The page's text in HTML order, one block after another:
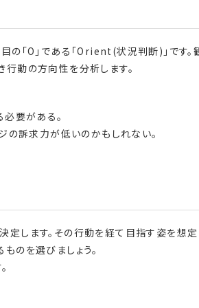
「O」である「Orient(状況判断)」です。
行動の方向性を分析します。
要がある。
の訴求力が低いのかもしれない。
定します。その行動を経て目指す姿を想定
のを選びましょう。